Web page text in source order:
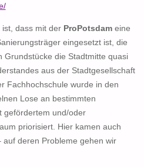
ist, dass mit der ProPotsdameine
eingesetzt ist, die
Grundstücke die Stadtmitte quasi
aus der Stadtgesellschaft
Fachhochschule wurde in den
Lose an bestimmten
gefördertem und/oder
priorisiert. Hier kamen auch
deren Probleme gehen wir